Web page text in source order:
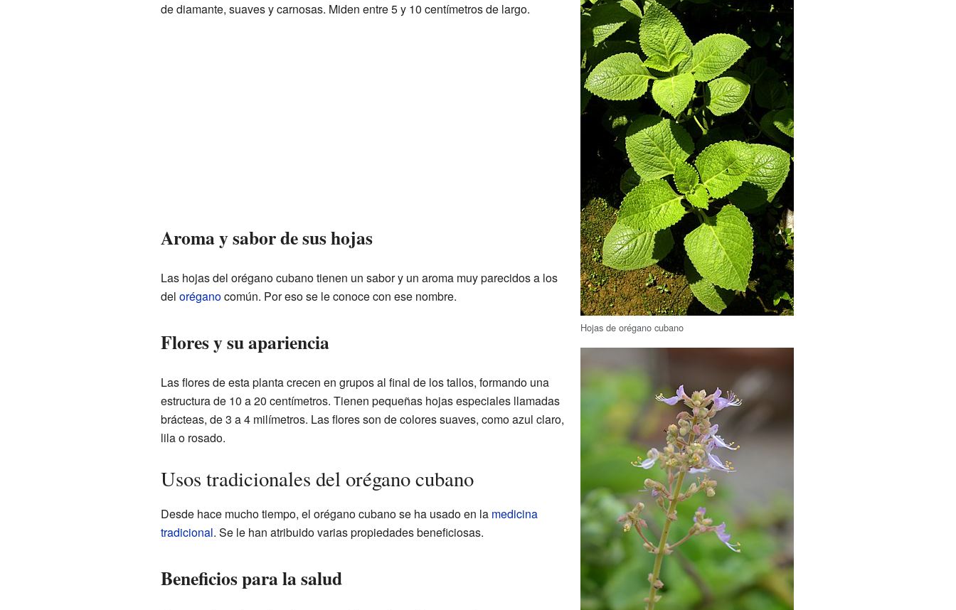
Hojas de orégano cubano
de diamante, suaves y carnosas. Miden entre 5 y 10 centímetros de largo.
Aroma y sabor de sus hojas
Las hojas del orégano cubano tienen un sabor y un aroma muy parecidos a los
del oréganocomún. Por eso se le conoce con ese nombre.
Flores y su apariencia
Las flores de esta planta crecen en grupos al final de los tallos, formando una
estructura de 10 a 20 centímetros. Tienen pequeñas hojas especiales llamadas
brácteas, de 3 a 4 milímetros. Las flores son de colores suaves, como azul claro,
lila o rosado.
Usos tradicionales del orégano cubano
Desde hace mucho tiempo, el orégano cubano se ha usado en la medicina
tradicional. Se le han atribuido varias propiedades beneficiosas.
Beneficios para la salud